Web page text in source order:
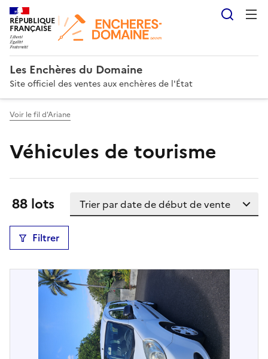
RÉPUBLIQUE
FRANÇAISE
Les Enchères du Domaine
Site officiel des ventes aux enchères de l'État
Voir le fil d'Ariane
Véhicules de tourisme
Résultats:
88 lots Trier la liste
Filtrer